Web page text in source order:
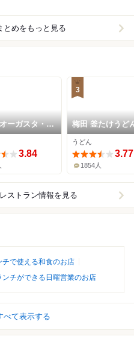
とめをもっと見る
ーガスタ・タ
3.84
3
梅田 釜たけうど
うどん
3.77
1854人
ストラン情報を見る
チで使える和食のお店
ンチができる日曜営業のお店
べて表示する